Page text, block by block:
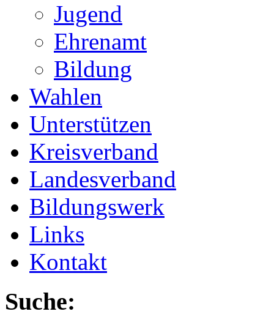
Jugend
Ehrenamt
Bildung
Wahlen
Unterstützen
Kreisverband
Landesverband
Bildungswerk
Links
Kontakt
Suche: